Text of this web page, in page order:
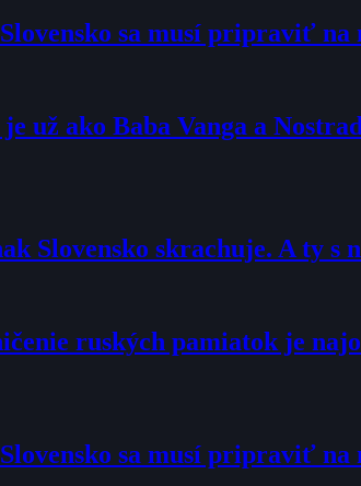
sa musí pripraviť
už ako Baba Vanga a
Slovensko skrachuje. A ty
ruských pamiatok je
sa musí pripraviť